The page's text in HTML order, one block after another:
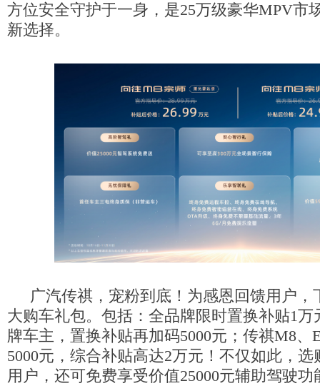
方位安全守护于一身，是25万级豪华MPV市
新选择。
广汽传祺，宠粉到底！为感恩回馈用户，
大购车礼包。包括： 全品牌限时置换补贴1万
牌车主，置换补贴再加码5000元；传祺M8、
5000元， 综合补贴高达2万元！不仅如此， 选
用户，还可免费享受价值25000元辅助驾驶